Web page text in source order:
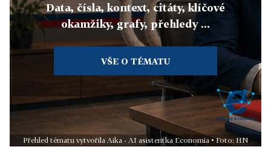
Data, čísla, kontext, citáty, klíčové
okamžiky, grafy, přehledy ...
VŠE O TÉMATU
Přehled tématu vytvořila Aika - AI asistentka Economia • Foto: HN